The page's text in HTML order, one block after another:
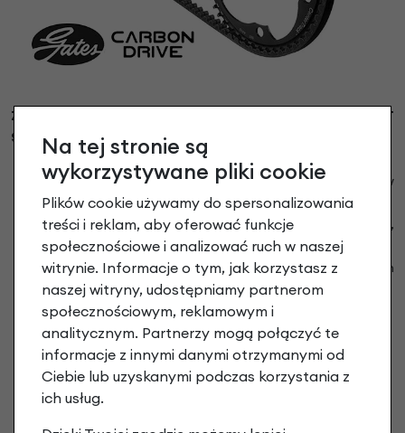
ZALETY ZASTOSOWANIA PASKA ZĘBATEGO ZAMIAST
STANDARDOWEGO ŁAŃCUCHA:
niższa waga
czysty napęd (bez smarów i innych środków
chemicznych)
odpada serwisowanie napędu (smarowanie, naciąganie,
czyszczeni)
zdecydowanie dłuższa żywotność do 25.000 km (łańcuch
max do 5.000 km)
cicha praca
Na tej stronie są
wykorzystywane pliki cookie
Plików cookie używamy do spersonalizowania
treści i reklam, aby oferować funkcje
społecznościowe i analizować ruch w naszej
witrynie. Informacje o tym, jak korzystasz z
naszej witryny, udostępniamy partnerom
społecznościowym, reklamowym i
analitycznym. Partnerzy mogą połączyć te
informacje z innymi danymi otrzymanymi od
Ciebie lub uzyskanymi podczas korzystania z
ich usług.